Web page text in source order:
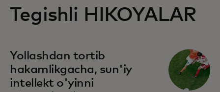
Tegishli HIKOYALAR
Yollashdan tortib
hakamlikgacha, sun'iy
intellekt o'yinni